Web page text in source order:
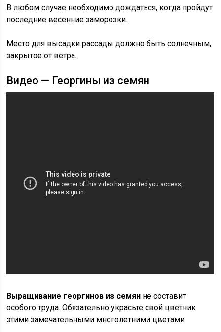
В любом случае необходимо дождаться, когда пройдут
последние весенние заморозки.
Место для высадки рассады должно быть солнечным,
закрытое от ветра.
Видео — Георгины из семян
Выращивание георгинов из семян не составит
особого труда. Обязательно украсьте свой цветник
этими замечательными многолетними цветами.